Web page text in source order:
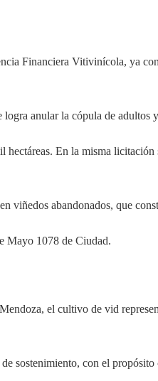
Financiera Vitivinícola, ya
anular la cópula de adultos
En la misma
viñedos abandonados, que
Mayo 1078 de Ciudad.
el cultivo de vid
sostenimiento, con el propósito